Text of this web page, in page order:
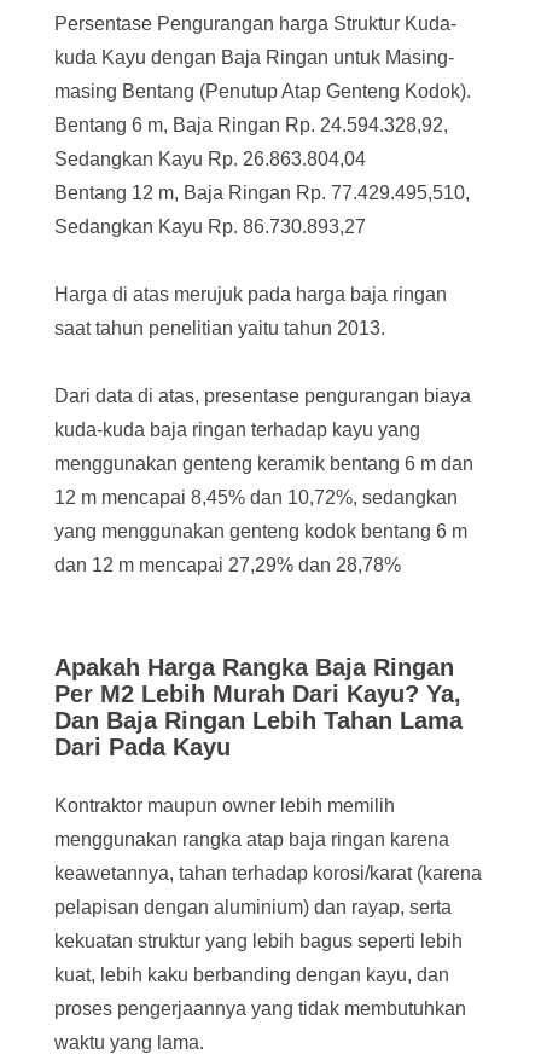
Persentase Pengurangan harga Struktur Kuda-
kuda Kayu dengan Baja Ringan untuk Masing-
masing Bentang (Penutup Atap Genteng Kodok).
Bentang 6 m, Baja Ringan Rp. 24.594.328,92,
Sedangkan Kayu Rp. 26.863.804,04
Bentang 12 m, Baja Ringan Rp. 77.429.495,510,
Sedangkan Kayu Rp. 86.730.893,27
Harga di atas merujuk pada harga baja ringan
saat tahun penelitian yaitu tahun 2013.
Dari data di atas, presentase pengurangan biaya
kuda-kuda baja ringan terhadap kayu yang
menggunakan genteng keramik bentang 6 m dan
12 m mencapai 8,45% dan 10,72%, sedangkan
yang menggunakan genteng kodok bentang 6 m
dan 12 m mencapai 27,29% dan 28,78%
Apakah Harga Rangka Baja Ringan
Per M2 Lebih Murah Dari Kayu? Ya,
Dan Baja Ringan Lebih Tahan Lama
Dari Pada Kayu
Kontraktor maupun owner lebih memilih
menggunakan rangka atap baja ringan karena
keawetannya, tahan terhadap korosi/karat (karena
pelapisan dengan aluminium) dan rayap, serta
kekuatan struktur yang lebih bagus seperti lebih
kuat, lebih kaku berbanding dengan kayu, dan
proses pengerjaannya yang tidak membutuhkan
waktu yang lama.